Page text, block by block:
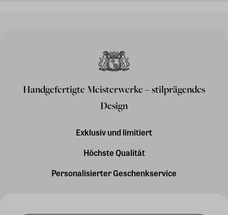
Handgefertigte Meisterwerke – stilprägendes
Design
Exklusiv und limitiert
Höchste Qualität
Personalisierter Geschenkservice